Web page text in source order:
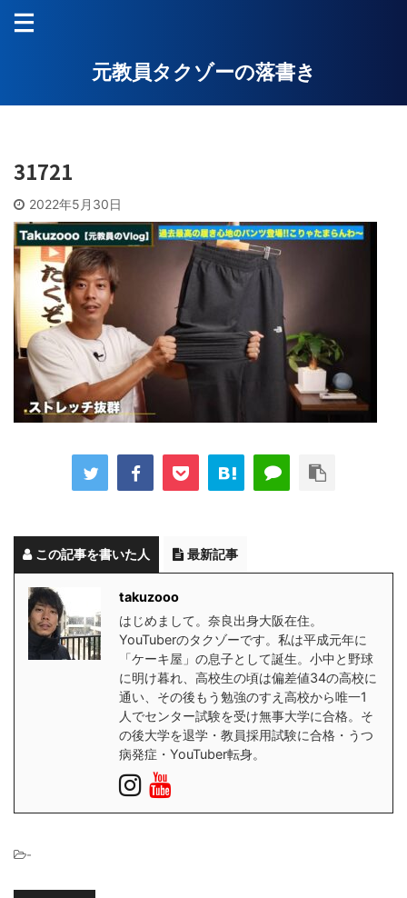
元教員タクゾーの落書き
31721
2022年5月30日
この記事を書いた人 最新記事
takuzooo
はじめまして。奈良出身大阪在住。
YouTuberのタクゾーです。私は平成元年に
「ケーキ屋」の息子として誕生。小中と野球
に明け暮れ、高校生の頃は偏差値34の高校に
通い、その後もう勉強のすえ高校から唯一1
人でセンター試験を受け無事大学に合格。そ
の後大学を退学・教員採用試験に合格・うつ
病発症・YouTuber転身。
-